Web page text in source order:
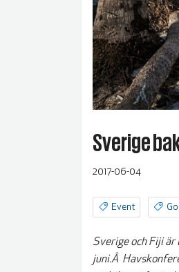
Sverige
2017-06-04
Event
Sverige och Fiji
juni.Â